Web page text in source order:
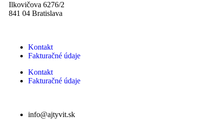
Ilkovičova 6276/2
841 04 Bratislava
Kontakt
Fakturačné údaje
Kontakt
Fakturačné údaje
info@ajtyvit.sk